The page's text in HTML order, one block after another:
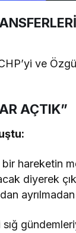
ve
AÇTIK”
hareketin
diyerek